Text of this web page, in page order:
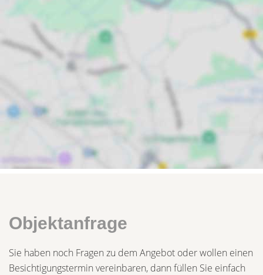
Objektanfrage
Sie haben noch Fragen zu dem Angebot oder wollen einen
Besichtigungstermin vereinbaren, dann füllen Sie einfach